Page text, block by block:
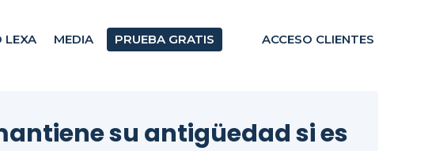
LEXA MEDIA PRUEBA GRATIS ACCESO CLIENTES
su antigüedad si es